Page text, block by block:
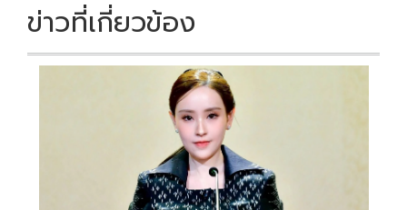
ข่าวที่เกี่ยวข้อง